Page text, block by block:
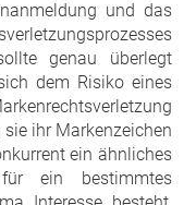
und das
genau überlegt
dem Risiko eines
ihr Markenzeichen
ein ähnliches
ein bestimmtes